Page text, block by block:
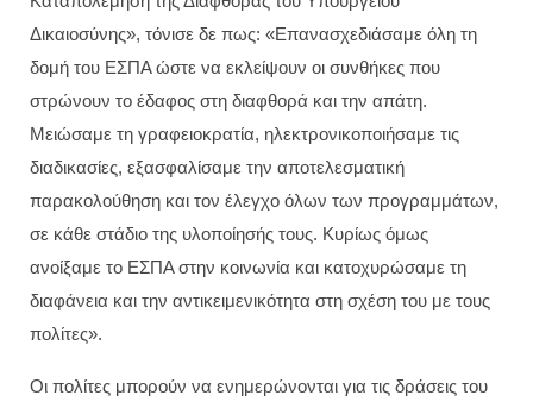
Δικαιοσύνης», τόνισε δε πως: «Επανασχεδιάσαμε όλη τη
δομή του ΕΣΠΑ ώστε να εκλείψουν οι συνθήκες που
στρώνουν το έδαφος στη διαφθορά και την απάτη.
Μειώσαμε τη γραφειοκρατία, ηλεκτρονικοποιήσαμε τις
διαδικασίες, εξασφαλίσαμε την αποτελεσματική
παρακολούθηση και τον έλεγχο όλων των προγραμμάτων,
σε κάθε στάδιο της υλοποίησής τους. Κυρίως όμως
ανοίξαμε το ΕΣΠΑ στην κοινωνία και κατοχυρώσαμε τη
διαφάνεια και την αντικειμενικότητα στη σχέση του με τους
πολίτες».
Οι πολίτες μπορούν να ενημερώνονται για τις δράσεις του